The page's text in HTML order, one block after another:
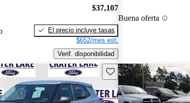
$37,107
El precio incluye tasas
$652/mes est.
Verif. disponibilidad
Buena oferta
Guarda este Aviso